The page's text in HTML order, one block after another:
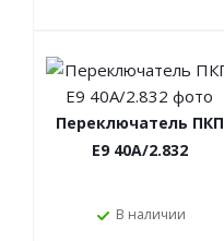
Переключатель ПКП
Е9 40А/2.832
В наличии